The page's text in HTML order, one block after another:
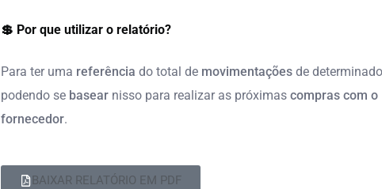
💲 Por que utilizar o relatório?
Para ter uma referência do total de movimentaçõesde determinado
podendo se basearnisso para realizar as próximas compras com o
fornecedor.
BAIXAR RELATÓRIO EM PDF